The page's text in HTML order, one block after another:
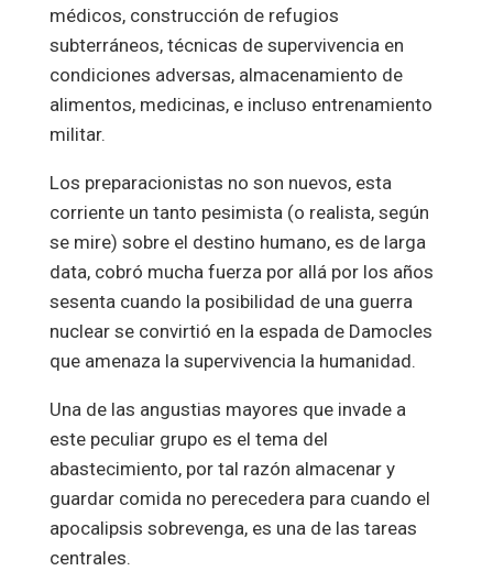
médicos, construcción de refugios
subterráneos, técnicas de supervivencia en
condiciones adversas, almacenamiento de
alimentos, medicinas, e incluso entrenamiento
militar.
Los preparacionistas no son nuevos, esta
corriente un tanto pesimista (o realista, según
se mire) sobre el destino humano, es de larga
data, cobró mucha fuerza por allá por los años
sesenta cuando la posibilidad de una guerra
nuclear se convirtió en la espada de Damocles
que amenaza la supervivencia la humanidad.
Una de las angustias mayores que invade a
este peculiar grupo es el tema del
abastecimiento, por tal razón almacenar y
guardar comida no perecedera para cuando el
apocalipsis sobrevenga, es una de las tareas
centrales.